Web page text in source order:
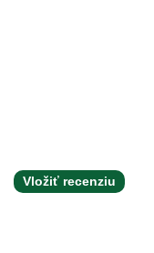
Vložiť recenziu